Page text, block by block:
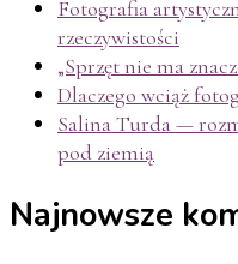
Fotografia
rzeczywistości
„Sprzęt nie ma
Dlaczego wciąż
Salina Turda —
pod ziemią
Najnowsze